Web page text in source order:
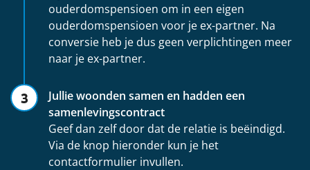
ouderdomspensioen om in een eigen
ouderdomspensioen voor je ex-partner. Na
conversie heb je dus geen verplichtingen meer
naar je ex-partner.
Jullie woonden samen en hadden een
samenlevingscontract
Geef dan zelf door dat de relatie is beëindigd.
Via de knop hieronder kun je het
contactformulier invullen.